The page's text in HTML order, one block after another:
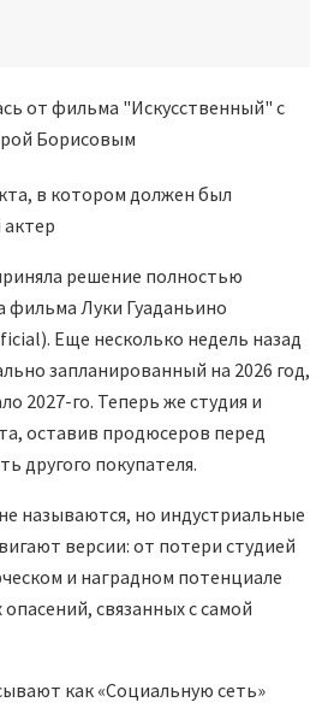
в котором должен был
решение полностью
фильма Луки Гуаданьино
Еще несколько недель назад
запланированный на 2026 год,
2027-го. Теперь же студия и
оставив продюсеров перед
другого покупателя.
называются, но индустриальные
версии: от потери студией
и наградном потенциале
связанных с самой
как «Социальную сеть»